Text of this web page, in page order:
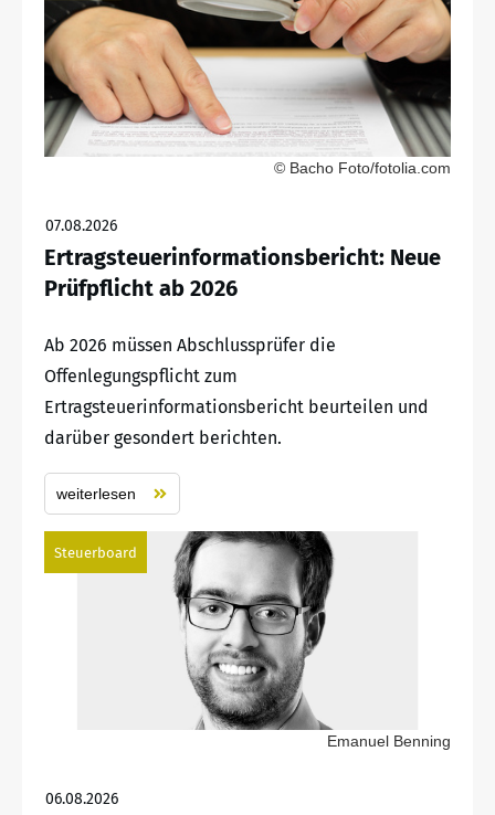
© Bacho Foto/fotolia.com
07.08.2026
Ertragsteuerinformationsbericht: Neue
Prüfpflicht ab 2026
Ab 2026 müssen Abschlussprüfer die
Offenlegungspflicht zum
Ertragsteuerinformationsbericht beurteilen und
darüber gesondert berichten.
weiterlesen
Steuerboard
Emanuel Benning
06.08.2026